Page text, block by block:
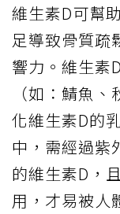
維生素D可幫
足導致骨質疏
響力。維生素
（如：鯖魚
化維生素D的
中，需經過紫
的維生素D，
用，才易被人